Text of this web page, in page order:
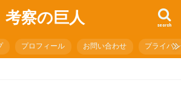
考察の巨人 search
プロフィール お問い合わせ プライバ